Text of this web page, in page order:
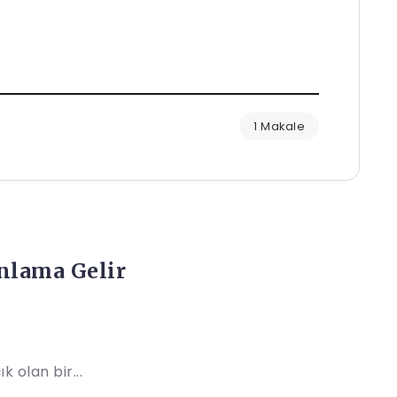
1 Makale
Gelir
olan bir...